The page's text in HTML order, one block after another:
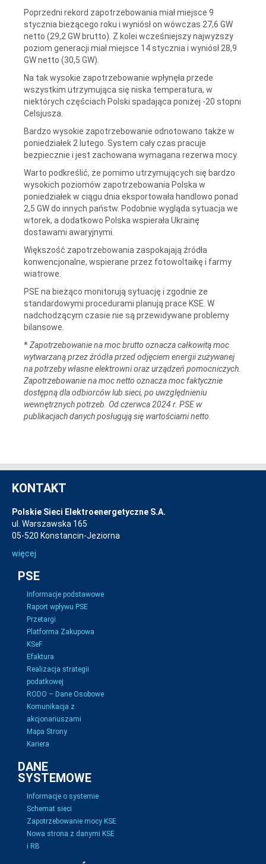
Poprzedni rekord zapotrzebowania miał miejsce 9
stycznia bieżącego roku i wyniósł on wówczas 27,6 GW
netto (29,2 GW brutto). Z kolei wcześniejszy najwyższy
poziom generacji miał miejsce 14 stycznia i wyniósł 28,9
GW netto (30,5 GW).
Na tak wysokie zapotrzebowanie wpłynęła przede
wszystkim utrzymująca się niska temperatura, w
niektórych częściach Polski spadająca poniżej -20 stopni
Celsjusza.
Bardzo wysokie zapotrzebowanie odnotowano także w
poniedziałek 2 lutego. System cały czas pracuje
bezpiecznie i jest zachowana wymagana rezerwa mocy.
Warto podkreślić, że pomimo utrzymujących się bardzo
wysokich poziomów zapotrzebowania Polska w
poniedziałek w ciągu dnia eksportowała handlowo ponad
2,5 GW do innych państw. Podobnie wygląda sytuacja we
wtorek, a dodatkowo Polska wspierała Ukrainę
dostawami awaryjnymi.
Większość zapotrzebowania zaspokajają źródła
konwencjonalne, wspierane przez fotowoltaikę i farmy
wiatrowe.
PSE na bieżąco monitorują sytuację i zgodnie ze
standardowymi procedurami planują prace KSE. W
nadchodzącym czasie nie są przewidywane problemy
bilansowe.
*Zapotrzebowanie na moc brutto oznacza całkowitą moc
wytwarzaną przez źródła przed odjęciem energii zużywanej
na potrzeby własne elektrowni oraz urządzeń pomocniczych.
Zapotrzebowanie na moc netto oznacza moc faktycznie
dostępną dla odbiorców lub sieci, po uwzględnieniu
wewnętrznych potrzeb. Od czerwca 2024 r. PSE w
publikacjach danych posługują się wartościami netto.
KONTAKT
Polskie Sieci Elektroenergetyczne S.A.
ul. Warszawska 165
05-520 Konstancin-Jeziorna
więcej
PSE
Informacje podstawowe
Raport wpływu PSE
Przetargi
Platforma Zakupowa
KSeF
Efaktura
Realizacja strategii
podatkowej
RODO – Dane Osobowe
Komunikacja z
akcjonariuszami
Mapa Strony
Kariera
DANE
SYSTEMOWE
Informacje o systemie
Schemat sieci
Zapotrzebowanie mocy KSE
Nowa strona z danymi KSE
i RB